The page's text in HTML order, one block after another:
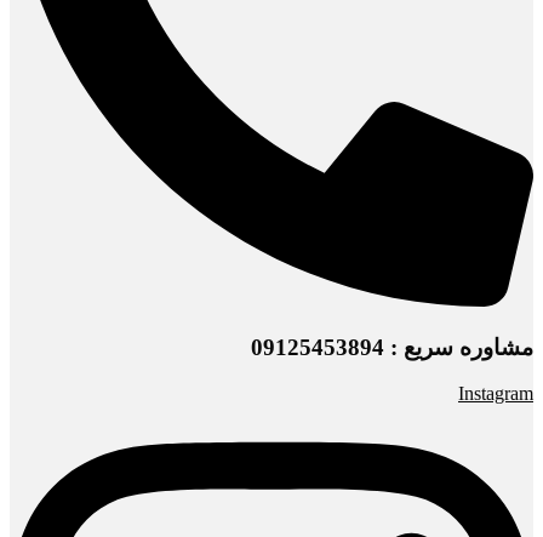
مشاوره سریع : 09125453894
Instagram